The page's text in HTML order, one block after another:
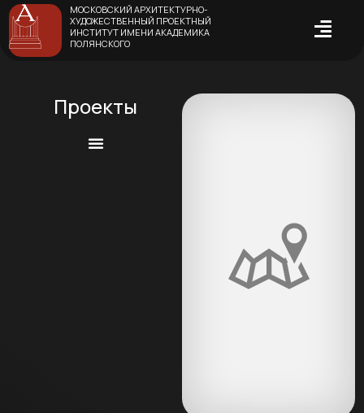
МОСКОВСКИЙ АРХИТЕКТУРНО-
ХУДОЖЕСТВЕННЫЙ ПРОЕКТНЫЙ
ИНСТИТУТ ИМЕНИ АКАДЕМИКА
ПОЛЯНСКОГО
Проекты